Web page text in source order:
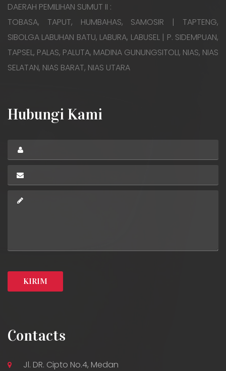
DAERAH PEMILIHAN SUMUT II :
TOBASA, TAPUT, HUMBAHAS, SAMOSIR | TAPTENG,
SIBOLGA LABUHAN BATU, LABURA, LABUSEL | P. SIDEMPUAN,
TAPSEL, PALAS, PALUTA, MADINA GUNUNGSITOLI, NIAS, NIAS
SELATAN, NIAS BARAT, NIAS UTARA
Hubungi Kami
Contacts
Jl. DR. Cipto No.4, Medan